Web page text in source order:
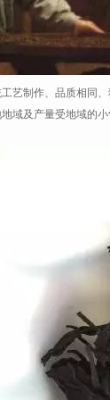
艺制作、品质相同
域及产量受地域的小